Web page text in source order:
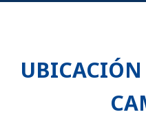
UBICACIÓN